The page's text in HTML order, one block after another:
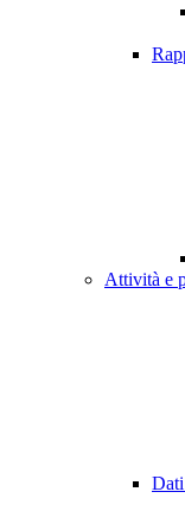
Attività e